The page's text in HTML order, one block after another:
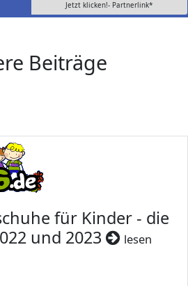
Jetzt klicken!- Partnerlink*
Beiträge
für Kinder - die
und 2023
lesen